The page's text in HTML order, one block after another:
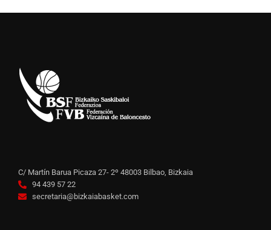
C/ Martín Barua Picaza 27- 2º 48003 Bilbao, Bizkaia
94 439 57 22
secretaria@bizkaiabasket.com